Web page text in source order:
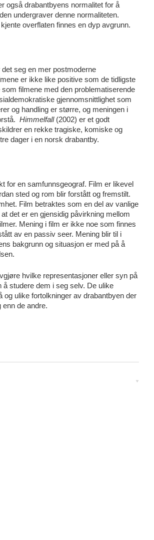
også drabantbyens normalitet for å
undergraver denne normaliteten.
overflaten finnes en dyp avgrunn.
seg en mer postmoderne
er ikke like positive som de tidligste
filmene med den problematiserende
gjennomsnittlighet som
og handling er større, og meningen i
Himmelfall (2002) er et godt
en rekke tragiske, komiske og
dager i en norsk drabantby.
for en samfunnsgeograf. Film er likevel
sted og rom blir forstått og fremstilt.
Film betraktes som en del av vanlige
det er en gjensidig påvirkning mellom
Mening i film er ikke noe som finnes
av en passiv seer. Mening blir til i
bakgrunn og situasjon er med på å
hvilke representasjoner eller syn på
studere dem i seg selv. De ulike
ulike fortolkninger av drabantbyen der
de andre.